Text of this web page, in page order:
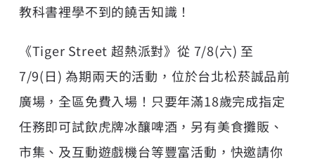
教科書裡學不到的饒舌知識！
《Tiger Street 超熱派對》從 7/8(六) 至
7/9(日) 為期兩天的活動，位於台北松菸誠品前
廣場，全區免費入場！只要年滿18歲完成指定
任務即可試飲虎牌冰釀啤酒，另有美食攤販、
市集、及互動遊戲機台等豐富活動，快邀請你